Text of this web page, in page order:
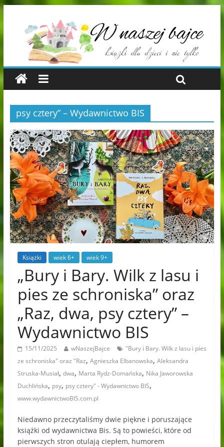
psy cztery” – Wydawnictwo BIS
Książki wiek 6+ wiek 9+
„Bury i Bary. Wilk z lasu i
pies ze schroniska” oraz
„Raz, dwa, psy cztery” –
Wydawnictwo BIS
15/11/2025 wNaszejBajce
"Bury i Bary. Wilk z lasu i pies
ze schroniska" oraz "Raz, Agnieszka Elbanowska, Aleksandra
Struska-Musiał, dwa, Marta Rydz-Domańska, Nika Jaworowska
Duchlińska, psy, psy cztery" - Wydawnictwo BIS,
www.wydawnictwoBIS.com.pl
Niedawno przeczytaliśmy dwie piękne i poruszające
książki od wydawnictwa Bis. Są to powieści, które od
pierwszych stron otulają ciepłem, humorem